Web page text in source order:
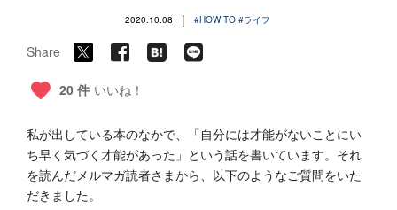
2020.10.08 | #HOW TO #ライフ
Share
20 件 いいね！
私が出している本のなかで、「自分には才能がないことにい
ち早く気づく才能があった」という話を書いています。それ
を読んだメルマガ読者さまから、以下のようなご質問をいた
だきました。